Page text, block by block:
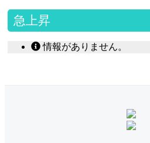
急上昇
情報がありません。